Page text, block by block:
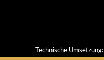
Technische Umsetzung: